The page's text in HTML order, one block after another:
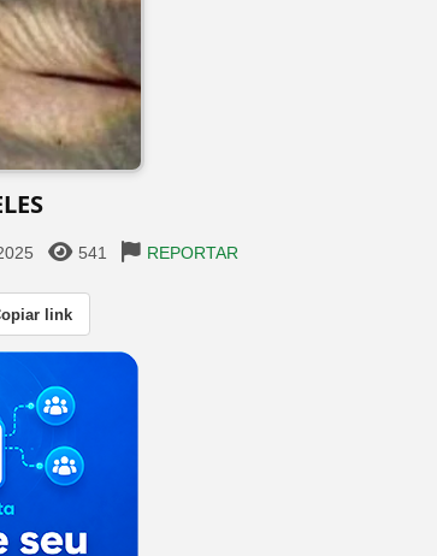
541 REPORTAR
link